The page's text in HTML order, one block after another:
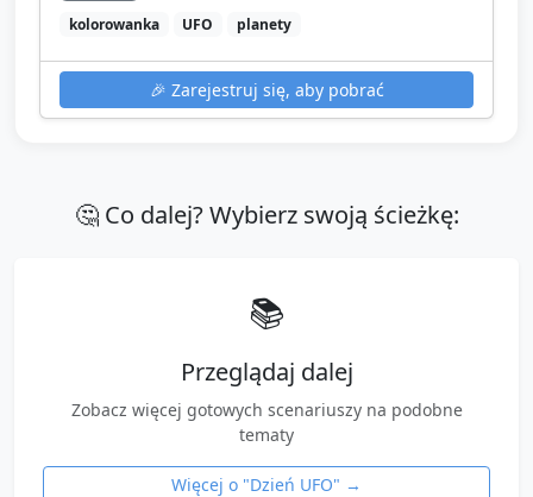
kolorowanka
UFO planety
🎉 Zarejestruj się, aby pobrać
🤔 Co dalej? Wybierz swoją ścieżkę:
📚
Przeglądaj dalej
Zobacz więcej gotowych scenariuszy na podobne
tematy
Więcej o "Dzień UFO" →